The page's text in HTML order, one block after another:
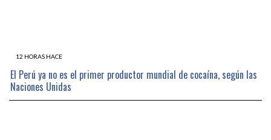
12 HORAS HACE
El Perú ya no es el primer productor mundial de cocaína, según las
Naciones Unidas